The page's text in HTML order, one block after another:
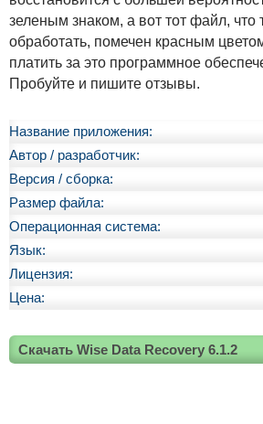
зеленым знаком, а вот тот файл, что
обработать, помечен красным
платить за это программное
Пробуйте и пишите отзывы.
Название приложения:
Автор / разработчик:
Версия / сборка:
Размер файла:
Операционная система:
Язык:
Лицензия:
Цена:
Скачать Wise Data Recovery 6.1.2